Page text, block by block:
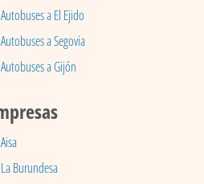
Autobuses a El Ejido
Autobuses a Segovia
Autobuses a Gijón
Aisa
La Burundesa